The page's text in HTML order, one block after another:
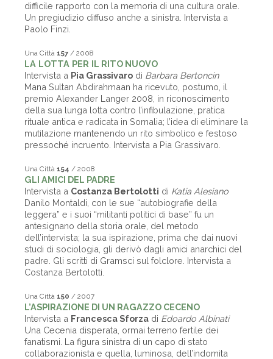
difficile rapporto con la memoria di una cultura orale.
Un pregiudizio diffuso anche a sinistra. Intervista a
Paolo Finzi.
Una Città 157 / 2008
LA LOTTA PER IL RITO NUOVO
Intervista a Pia Grassivaro di Barbara Bertoncin
Mana Sultan Abdirahmaan ha ricevuto, postumo, il
premio Alexander Langer 2008, in riconoscimento
della sua lunga lotta contro l’infibulazione, pratica
rituale antica e radicata in Somalia; l’idea di eliminare la
mutilazione mantenendo un rito simbolico e festoso
pressoché incruento. Intervista a Pia Grassivaro.
Una Città 154 / 2008
GLI AMICI DEL PADRE
Intervista a Costanza Bertolotti di Katia Alesiano
Danilo Montaldi, con le sue “autobiografie della
leggera” e i suoi “militanti politici di base” fu un
antesignano della storia orale, del metodo
dell’intervista; la sua ispirazione, prima che dai nuovi
studi di sociologia, gli derivò dagli amici anarchici del
padre. Gli scritti di Gramsci sul folclore. Intervista a
Costanza Bertolotti.
Una Città 150 / 2007
L’ASPIRAZIONE DI UN RAGAZZO CECENO
Intervista a Francesca Sforza di Edoardo Albinati
Una Cecenia disperata, ormai terreno fertile dei
fanatismi. La figura sinistra di un capo di stato
collaborazionista e quella, luminosa, dell’indomita